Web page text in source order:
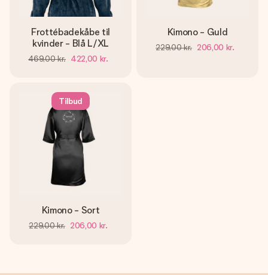
Frottébadekåbe til
kvinder - Blå L/XL
469,00 kr. 422,00 kr.
Kimono - Guld
229,00 kr. 206,00 kr.
Tilbud
Kimono - Sort
229,00 kr. 206,00 kr.